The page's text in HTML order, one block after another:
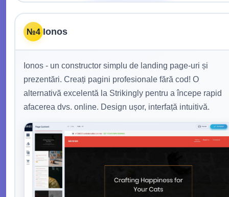
№4 Ionos
Ionos - un constructor simplu de landing page-uri și
prezentări. Creați pagini profesionale fără cod! O
alternativă excelentă la Strikingly pentru a începe rapid
afacerea dvs. online. Design ușor, interfață intuitivă.